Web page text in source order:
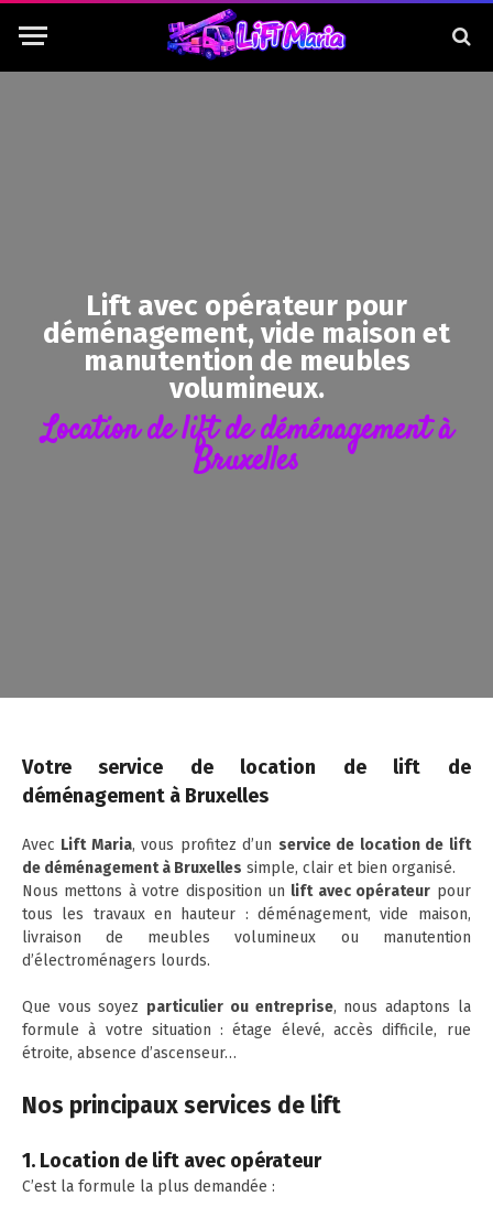
Lift avec opérateur pour
déménagement, vide maison et
manutention de meubles
volumineux.
Location de lift de déménagement à
Bruxelles
Votre service de location de lift de
déménagement à Bruxelles
Avec Lift Maria, vous profitez d’un service de location de lift
de déménagement à Bruxelles simple, clair et bien organisé.
Nous mettons à votre disposition un lift avec opérateur pour
tous les travaux en hauteur : déménagement, vide maison,
livraison de meubles volumineux ou manutention
d’électroménagers lourds.
Que vous soyez particulier ou entreprise, nous adaptons la
formule à votre situation : étage élevé, accès difficile, rue
étroite, absence d’ascenseur…
Nos principaux services de lift
1. Location de lift avec opérateur
C’est la formule la plus demandée :